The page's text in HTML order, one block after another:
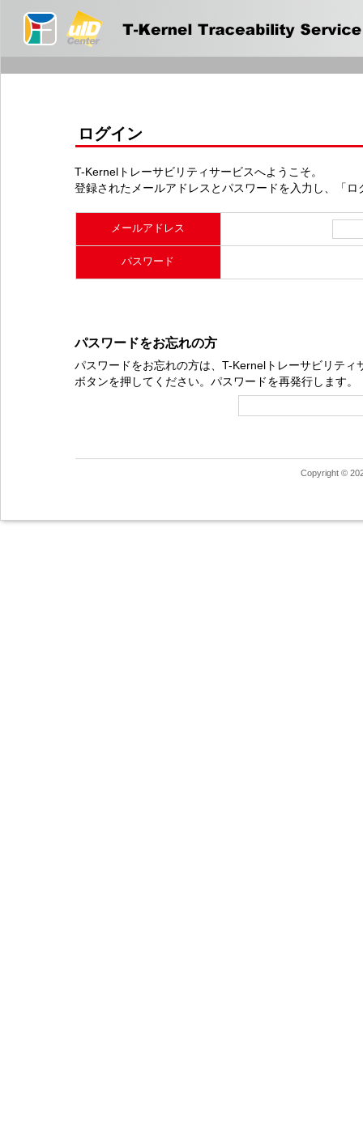
ログイン
T-Kernelトレーサビリティサービスへようこそ。
登録されたメールアドレスとパスワードを入力し、「
メールアドレス
パスワード
パスワードをお忘れの方
パスワードをお忘れの方は、T-Kernelトレーサビリテ
ボタンを押してください。パスワードを再発行します。
Copyright ©